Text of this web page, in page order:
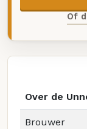
Of
Over de
Brouwer